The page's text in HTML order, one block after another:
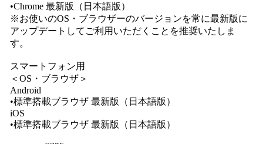
•Chrome 最新版（日本語版）
※お使いのOS・ブラウザーのバージョンを常に最新版に
アップデートしてご利用いただくことを推奨いたしま
す。
スマートフォン用
＜OS・ブラウザ＞
Android
•標準搭載ブラウザ 最新版（日本語版）
iOS
•標準搭載ブラウザ 最新版（日本語版）